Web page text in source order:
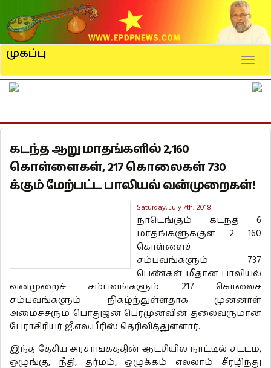
முகப்பு
கடந்த ஆறு மாதங்களில் 2,160
கொள்ளைகள், 217 கொலைகள் 730
க்கும் மேற்பட்ட பாலியல் வன்முறைகள்!
Saturday, July 7th, 2018
நாடெங்கும் கடந்த 6
மாதங்களுக்குள் 2 160
கொள்ளைச்
சம்பவங்களும் 737
பெண்கள் மீதான பாலியல்
வன்முறைச் சம்பவங்களும் 217 கொலைச்
சம்பவங்களும் நிகழ்ந்துள்ளதாக முன்னாள்
அமைச்சரும் பொதுஜன பெரமுனவின் தலைவருமான
பேராசிரியர் ஜீ.எல்.பீரிஸ் தெரிவித்துள்ளார்.
இந்த தேசிய அரசாங்கத்தின் ஆட்சியில் நாட்டில் சட்டம்,
ஒழுங்கு, நீதி, தர்மம், ஒழுக்கம் எல்லாம் சீரழிந்து